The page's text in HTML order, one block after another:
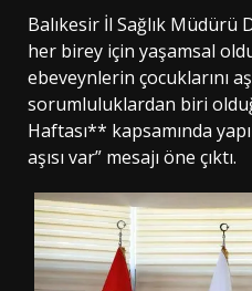
Balıkesir İl Sağlık Müdürü
her birey için yaşamsal
ebeveynlerin çocuklarını
sorumluluklardan biri
Haftası** kapsamında
aşısı var” mesajı öne çıktı.